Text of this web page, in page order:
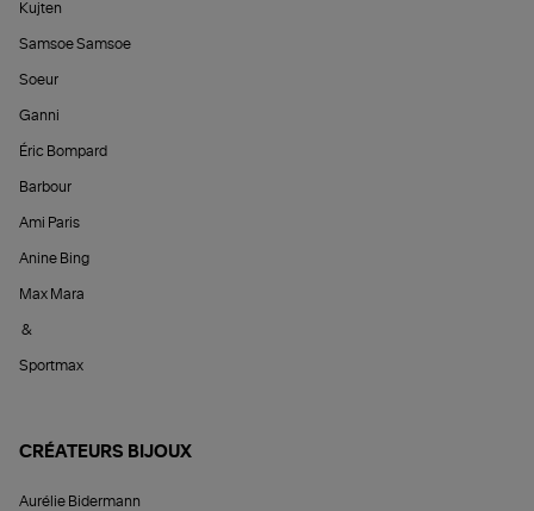
Kujten
Samsoe Samsoe
Soeur
Ganni
Éric Bompard
Barbour
Ami Paris
Anine Bing
Max Mara
&
Sportmax
CRÉATEURS BIJOUX
Aurélie Bidermann